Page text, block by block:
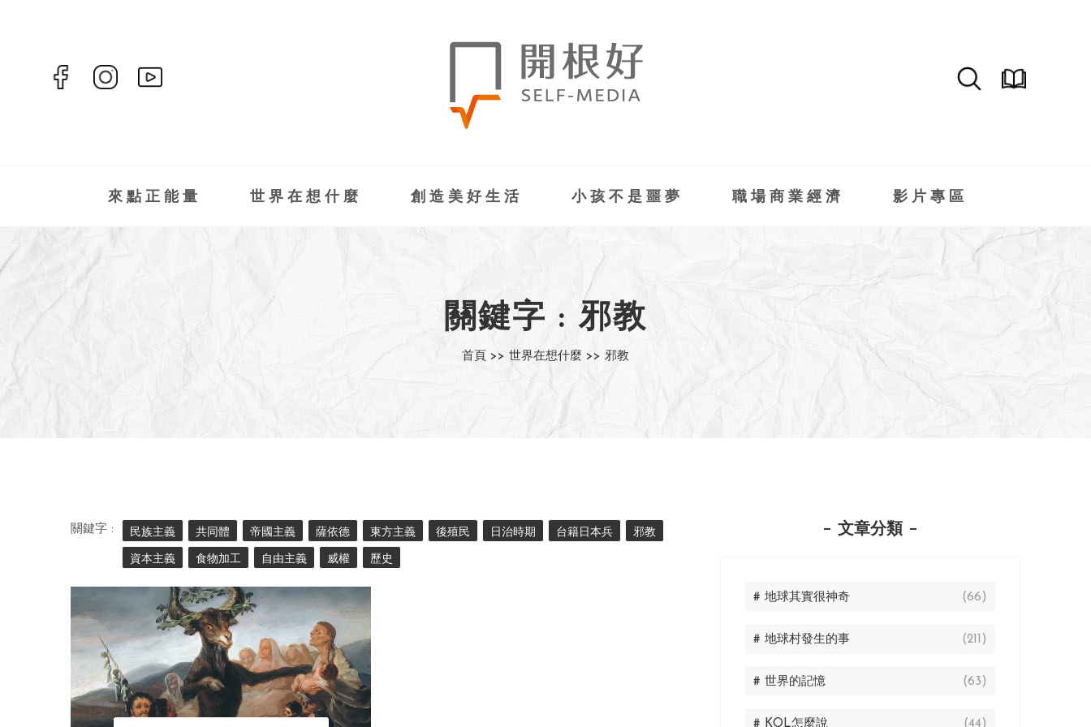
來點正能量 世界在想什麼 創造美好生活 小孩不是噩夢 職場商業經濟 影片專區
關鍵字 : 邪教
首頁 >> 世界在想什麼 >> 邪教
關鍵字 : 民族主義 共同體 帝國主義 薩依德 東方主義 後殖民 日治時期 台籍日本兵 邪教
資本主義 食物加工 自由主義 威權 歷史
文章分類
# 地球其實很神奇 (66)
# 地球村發生的事 (211)
# 世界的記憶 (63)
# KOL怎麼說 (44)